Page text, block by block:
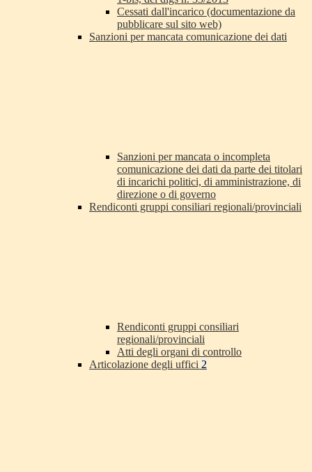
Cessati dall'incarico (documentazione da
pubblicare sul sito web)
Sanzioni per mancata comunicazione dei dati
Sanzioni per mancata o incompleta
comunicazione dei dati da parte dei titolari
di incarichi politici, di amministrazione, di
direzione o di governo
Rendiconti gruppi consiliari regionali/provinciali
Rendiconti gruppi consiliari
regionali/provinciali
Atti degli organi di controllo
Articolazione degli uffici 2